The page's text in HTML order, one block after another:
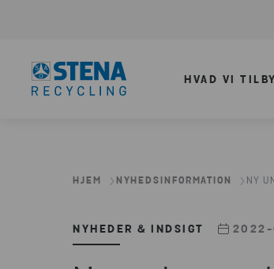
HVAD VI
HJEM NYHEDSINFORMATION NY
NYHEDER & INDSIGT 2022-